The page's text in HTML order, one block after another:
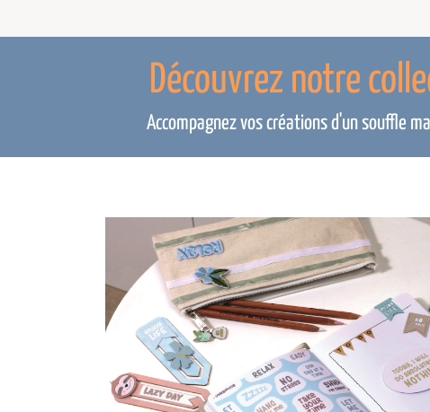
Découvrez notre
Accompagnez vos créations d'un souffle